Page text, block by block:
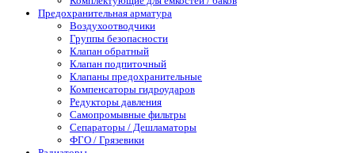
Предохранительная арматура
Воздухоотводчики
Группы безопасности
Клапан обратный
Клапан подпиточный
Клапаны предохранительные
Компенсаторы гидроударов
Редукторы давления
Самопромывные фильтры
Сепараторы / Дешламаторы
ФГО / Грязевики